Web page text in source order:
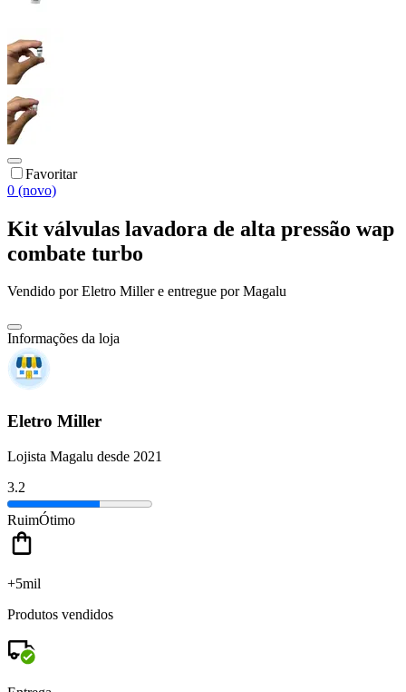
Favoritar
0 (novo)
Kit válvulas lavadora de alta pressão wap
combate turbo
Vendido porEletro Millere entregue por Magalu
Informações da loja
Eletro Miller
Lojista Magalu desde 2021
3.2
RuimÓtimo
+5mil
Produtos vendidos